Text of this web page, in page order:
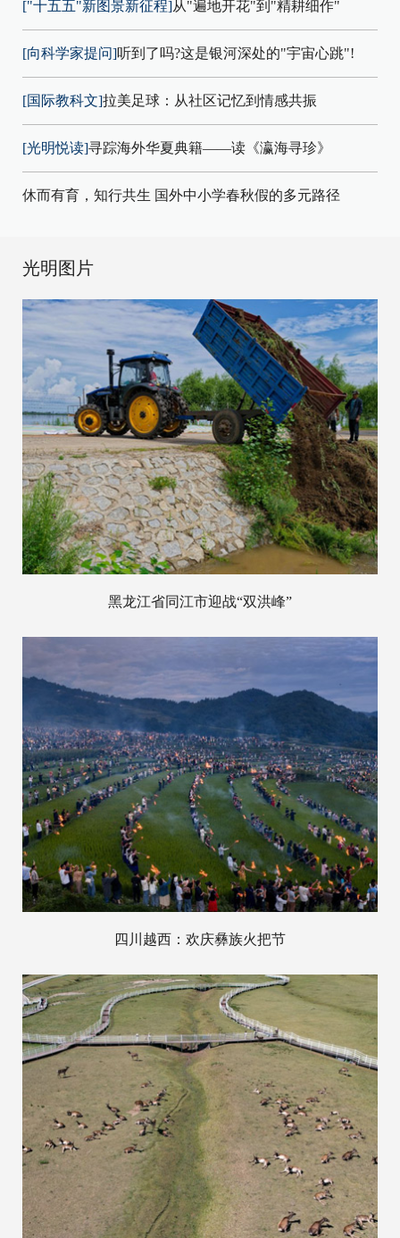
["十五五"新图景新征程]从"遍地开花"到"精耕细作"
[向科学家提问]听到了吗?这是银河深处的"宇宙心跳"!
[国际教科文]拉美足球：从社区记忆到情感共振
[光明悦读]寻踪海外华夏典籍——读《瀛海寻珍》
休而有育，知行共生 国外中小学春秋假的多元路径
光明图片
黑龙江省同江市迎战“双洪峰”
四川越西：欢庆彝族火把节